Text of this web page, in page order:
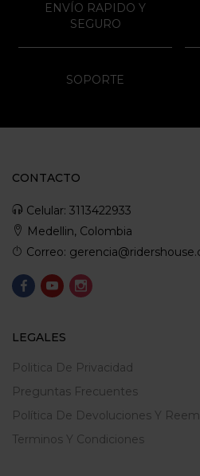
ENVÍO RAPIDO Y
SEGURO
SOPORTE
CONTACTO
Celular: 3113422933
Medellin, Colombia
Correo:
LEGALES
Politica De Privacidad
Preguntas Frecuentes
Política De Devoluciones Y
Terminos Y Condiciones